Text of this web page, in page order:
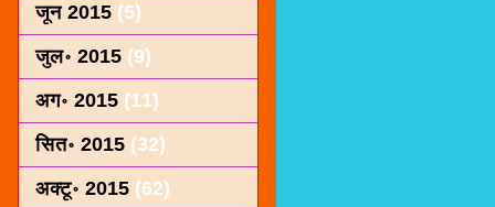
जून 2015 (5)
जुल॰ 2015 (9)
अग॰ 2015 (11)
सित॰ 2015 (32)
अक्टू॰ 2015 (62)